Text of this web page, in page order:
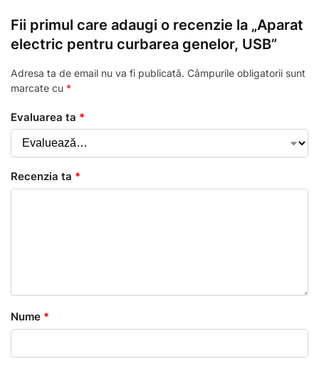
Fii primul care adaugi o recenzie la „Aparat
electric pentru curbarea genelor, USB”
Adresa ta de email nu va fi publicată. Câmpurile obligatorii sunt
marcate cu *
Evaluarea ta *
Recenzia ta *
Nume *